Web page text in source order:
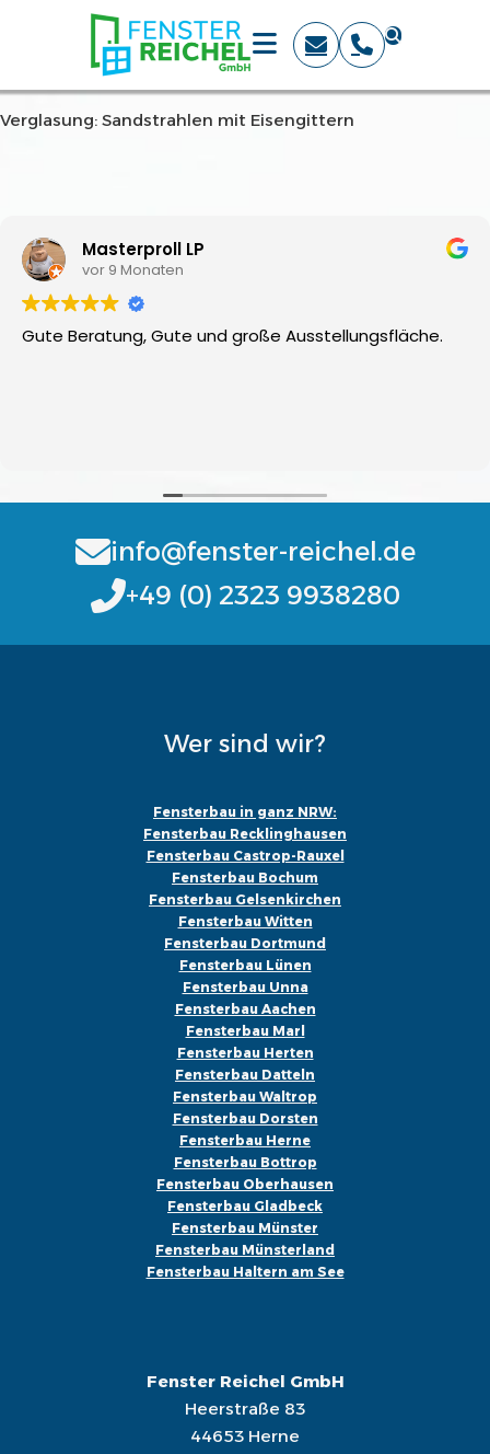
Verglasung: Sandstrahlen mit Eisengittern
Masterproll LP
vor 9 Monaten
Gute Beratung, Gute und große Ausstellungsfläche.
info@fenster-reichel.de
+49 (0) 2323 9938280
Wer sind wir?
Fensterbau in ganz NRW:
Fensterbau Recklinghausen
Fensterbau Castrop-Rauxel
Fensterbau Bochum
Fensterbau Gelsenkirchen
Fensterbau Witten
Fensterbau Dortmund
Fensterbau Lünen
Fensterbau Unna
Fensterbau Aachen
Fensterbau Marl
Fensterbau Herten
Fensterbau Datteln
Fensterbau Waltrop
Fensterbau Dorsten
Fensterbau Herne
Fensterbau Bottrop
Fensterbau Oberhausen
Fensterbau Gladbeck
Fensterbau Münster
Fensterbau Münsterland
Fensterbau Haltern am See
Fenster Reichel GmbH
Heerstraße 83
44653 Herne